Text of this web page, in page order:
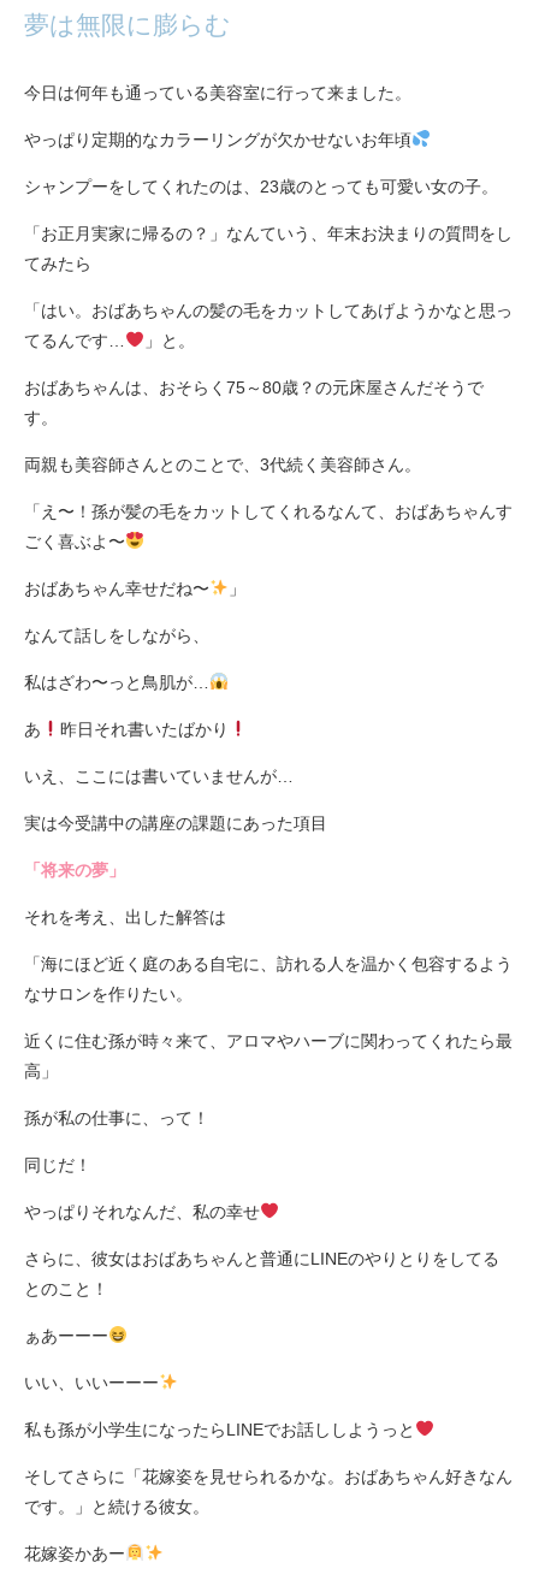
夢は無限に膨らむ
今日は何年も通っている美容室に行って来ました。
やっぱり定期的なカラーリングが欠かせないお年頃
シャンプーをしてくれたのは、23歳のとっても可愛い女の子。
「お正月実家に帰るの？」なんていう、年末お決まりの質問をし
てみたら
「はい。おばあちゃんの髪の毛をカットしてあげようかなと思っ
てるんです…
」と。
おばあちゃんは、おそらく75～80歳？の元床屋さんだそうで
す。
両親も美容師さんとのことで、3代続く美容師さん。
「え〜！孫が髪の毛をカットしてくれるなんて、おばあちゃんす
ごく喜ぶよ〜
おばあちゃん幸せだね〜 」
なんて話しをしながら、
私はざわ〜っと鳥肌が…
あ 昨日それ書いたばかり
いえ、ここには書いていませんが…
実は今受講中の講座の課題にあった項目
「将来の夢」
それを考え、出した解答は
「海にほど近く庭のある自宅に、訪れる人を温かく包容するよう
なサロンを作りたい。
近くに住む孫が時々来て、アロマやハーブに関わってくれたら最
高」
孫が私の仕事に、って！
同じだ！
やっぱりそれなんだ、私の幸せ
さらに、彼女はおばあちゃんと普通にLINEのやりとりをしてる
とのこと！
ぁあーーー
いい、いいーーー
私も孫が小学生になったらLINEでお話ししようっと
そしてさらに「花嫁姿を見せられるかな。おばあちゃん好きなん
です。」と続ける彼女。
花嫁姿かあー